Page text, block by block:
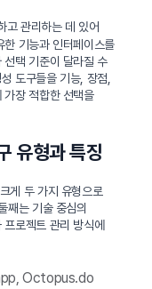
고 관리하는 데 있어
기능과 인터페이스를
선택 기준이 달라질 수
도구들을 기능, 장점,
가장 적합한 선택을
유형과 특징
게 두 가지 유형으로
째는 기술 중심의
로젝트 관리 방식에
Octopus.do